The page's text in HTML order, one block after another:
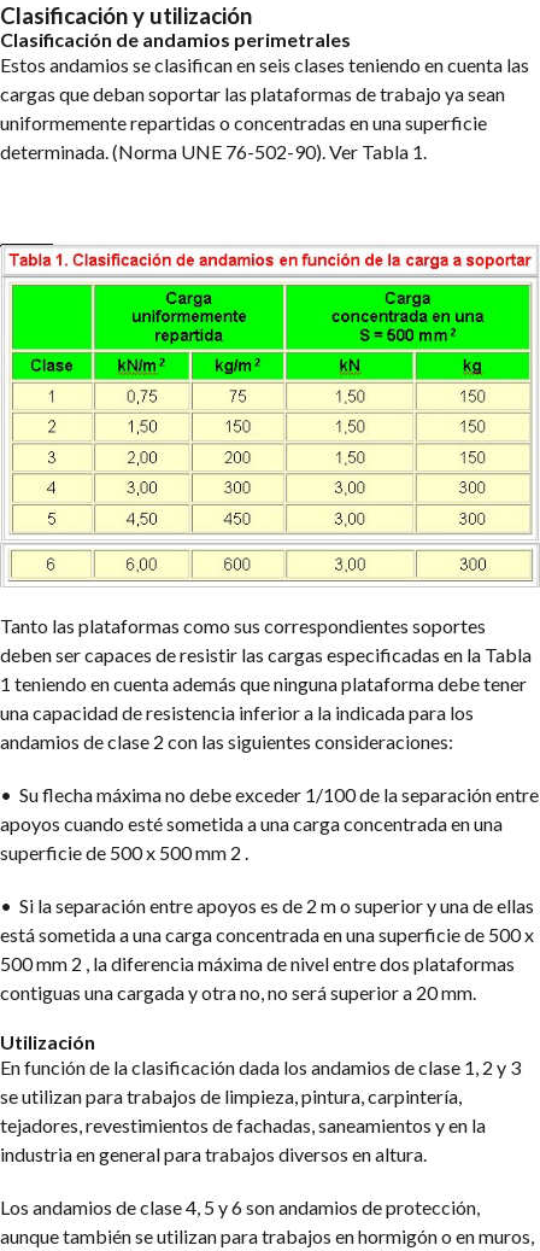
Clasificación y utilización
Clasificación de andamios perimetrales
Estos andamios se clasifican en seis clases teniendo en cuenta las
cargas que deban soportar las plataformas de trabajo ya sean
uniformemente repartidas o concentradas en una superficie
determinada. (Norma UNE 76-502-90). Ver Tabla 1.
Tanto las plataformas como sus correspondientes soportes
deben ser capaces de resistir las cargas especificadas en la Tabla
1 teniendo en cuenta además que ninguna plataforma debe tener
una capacidad de resistencia inferior a la indicada para los
andamios de clase 2 con las siguientes consideraciones:
• Su flecha máxima no debe exceder 1/100 de la separación entre
apoyos cuando esté sometida a una carga concentrada en una
superficie de 500 x 500 mm 2 .
• Si la separación entre apoyos es de 2 m o superior y una de ellas
está sometida a una carga concentrada en una superficie de 500 x
500 mm 2 , la diferencia máxima de nivel entre dos plataformas
contiguas una cargada y otra no, no será superior a 20 mm.
Utilización
En función de la clasificación dada los andamios de clase 1, 2 y 3
se utilizan para trabajos de limpieza, pintura, carpintería,
tejadores, revestimientos de fachadas, saneamientos y en la
industria en general para trabajos diversos en altura.
Los andamios de clase 4, 5 y 6 son andamios de protección,
aunque también se utilizan para trabajos en hormigón o en muros,